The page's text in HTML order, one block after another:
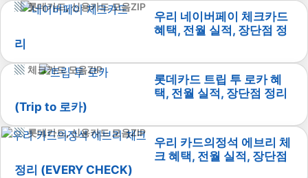
롯데카드,신용카드 모음ZIP
우리 네이버페이 체크카드
혜택, 전월 실적, 장단점 정
리
체크카드 모음ZIP
롯데카드 트립 투 로카 혜
택, 전월 실적, 장단점 정리
(Trip to 로카)
롯데카드,신용카드 모음ZIP
우리 카드의정석 에브리 체
크 혜택, 전월 실적, 장단점
정리 (EVERY CHECK)